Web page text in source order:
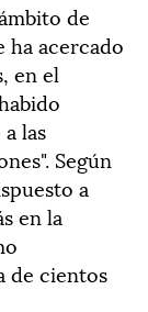
de
ha acercado
en el
las
Según
a
en la
de cientos